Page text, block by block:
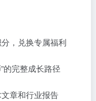
，兑换专属福利
”的完整成长路径
章和行业报告